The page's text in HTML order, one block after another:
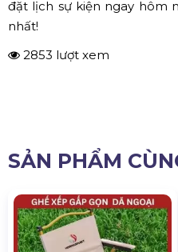
đặt lịch sự kiện ngay hôm
nhất!
2853 lượt xem
SẢN PHẨM